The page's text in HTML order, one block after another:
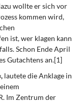
wollte er sich vor
kommen wird,
ist, wer klagen kann
Schon Ende April
Gutachtens an.[1]
lautete die Anklage in
Im Zentrum der